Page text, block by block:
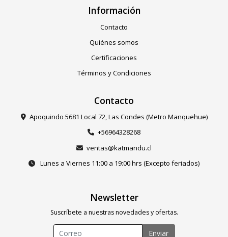
Información
Contacto
Quiénes somos
Certificaciones
Términos y Condiciones
Contacto
Apoquindo 5681 Local 72, Las Condes (Metro Manquehue)
+56964328268
ventas@katmandu.cl
Lunes a Viernes 11:00 a 19:00 hrs (Excepto feriados)
Newsletter
Suscríbete a nuestras novedades y ofertas.
Enviar